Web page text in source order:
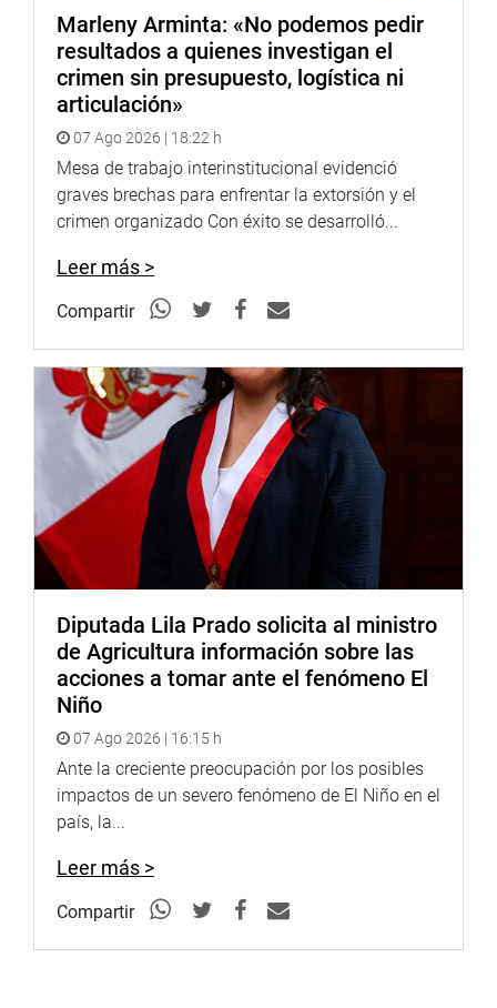
e Inclusión Social (MIDIS) y sus programas nacionales
“utilizaron los servicios de seguridad privada para el
transporte y custodia de dinero en efectivo que se entregó
a los beneficiarios de los programas sociales y de los
subsidios monetarios individuales, llamados bonos”.
21 de marzo de 2022
Marleny Arminta: «No podemos pedir
resultados a quienes investigan el
crimen sin presupuesto, logística ni
articulación»
07 Ago 2026 | 18:22 h
Mesa de trabajo interinstitucional evidenció
graves brechas para enfrentar la extorsión y el
crimen organizado Con éxito se desarrolló...
Leer más >
Compartir
Diputada Lila Prado solicita al ministro
de Agricultura información sobre las
acciones a tomar ante el fenómeno El
Niño
07 Ago 2026 | 16:15 h
Ante la creciente preocupación por los posibles
impactos de un severo fenómeno de El Niño en el
país, la...
Leer más >
Compartir